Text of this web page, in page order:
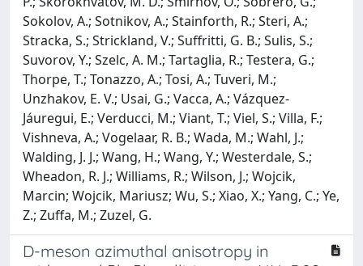
Sokolov, A.; Sotnikov, A.; Stainforth, R.; Steri, A.;
Stracka, S.; Strickland, V.; Suffritti, G. B.; Sulis, S.;
Suvorov, Y.; Szelc, A. M.; Tartaglia, R.; Testera, G.;
Thorpe, T.; Tonazzo, A.; Tosi, A.; Tuveri, M.;
Unzhakov, E. V.; Usai, G.; Vacca, A.; Vázquez-
Jáuregui, E.; Verducci, M.; Viant, T.; Viel, S.; Villa, F.;
Vishneva, A.; Vogelaar, R. B.; Wada, M.; Wahl, J.;
Walding, J. J.; Wang, H.; Wang, Y.; Westerdale, S.;
Wheadon, R. J.; Williams, R.; Wilson, J.; Wojcik,
Marcin; Wojcik, Mariusz; Wu, S.; Xiao, X.; Yang, C.; Ye,
Z.; Zuffa, M.; Zuzel, G.
D-meson azimuthal anisotropy in